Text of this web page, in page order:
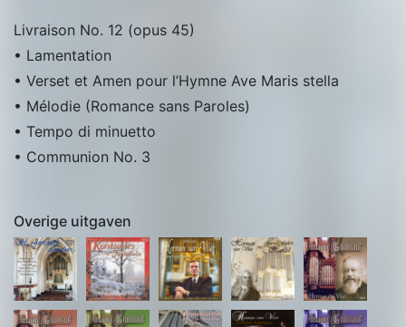
Livraison No. 12 (opus 45)
• Lamentation
• Verset et Amen pour l’Hymne Ave Maris stella
• Mélodie (Romance sans Paroles)
• Tempo di minuetto
• Communion No. 3
Overige uitgaven